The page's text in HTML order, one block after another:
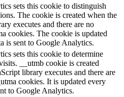
sets this cookie to distinguish
The cookie is created when the
executes and there are no
cookies. The cookie is updated
is sent to Google Analytics.
sets this cookie to determine
__utmb cookie is created
library executes and there are
cookies. It is updated every
to Google Analytics.